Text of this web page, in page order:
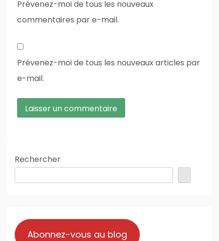
Prévenez-moi de tous les nouveaux
commentaires par e-mail.
Prévenez-moi de tous les nouveaux articles par
e-mail.
Rechercher
Abonnez-vous au blog